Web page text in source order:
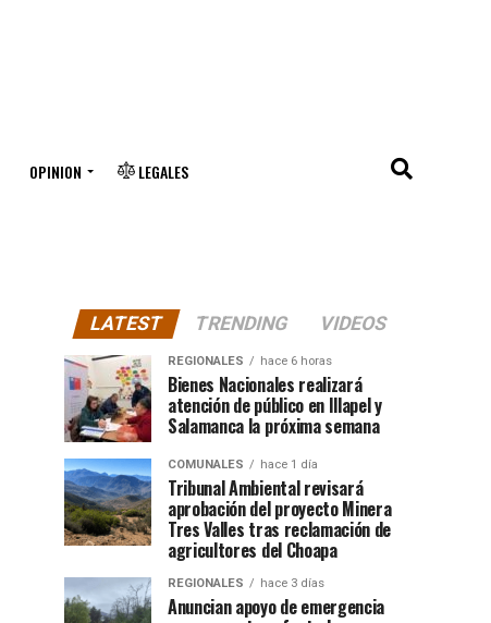
OPINION LEGALES
LATEST TRENDING VIDEOS
REGIONALES hace 6 horas
Bienes Nacionales realizará
atención de público en Illapel y
Salamanca la próxima semana
COMUNALES hace 1 día
Tribunal Ambiental revisará
aprobación del proyecto Minera
Tres Valles tras reclamación de
agricultores del Choapa
REGIONALES hace 3 días
Anuncian apoyo de emergencia